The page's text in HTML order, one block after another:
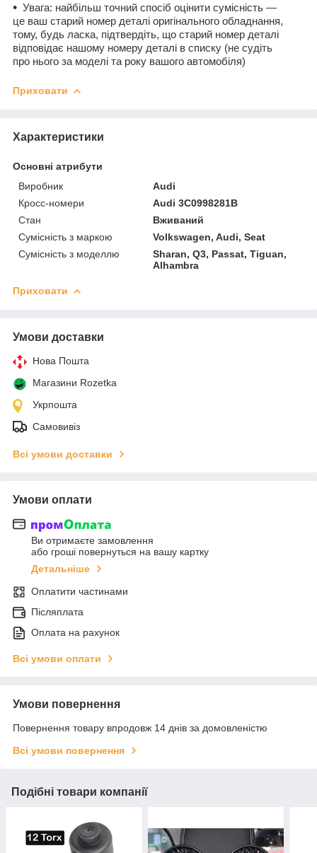
Увага: найбільш точний спосіб оцінити сумісність —
це ваш старий номер деталі оригінального обладнання,
тому, будь ласка, підтвердіть, що старий номер деталі
відповідає нашому номеру деталі в списку (не судіть
про нього за моделі та року вашого автомобіля)
Приховати
Характеристики
Основні атрибути
Виробник
Audi
Кросс-номери
Audi 3C0998281B
Стан
Вживаний
Сумісність з маркою
Volkswagen, Audi, Seat
Сумісність з моделлю
Sharan, Q3, Passat, Tiguan,
Alhambra
Приховати
Умови доставки
Нова Пошта
Магазини Rozetka
Укрпошта
Самовивіз
Всі умови доставки
Умови оплати
Ви отримаєте замовлення
або гроші повернуться на вашу картку
Детальніше
Оплатити частинами
Післяплата
Оплата на рахунок
Всі умови оплати
Умови повернення
Повернення товару впродовж 14 днів за домовленістю
Всі умови повернення
Подібні товари компанії